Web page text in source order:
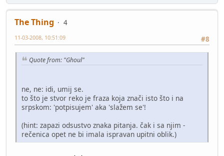
The Thing
4
#8
11-03-2008, 10:51:09
Quote from: "Ghoul"
ne, ne: idi, umij se.
to što je stvor reko je fraza koja znači isto što i na
srpskom: 'potpisujem' aka 'slažem se'!
(hint: zapazi odsustvo znaka pitanja. čak i sa njim -
rečenica opet ne bi imala ispravan upitni oblik.)